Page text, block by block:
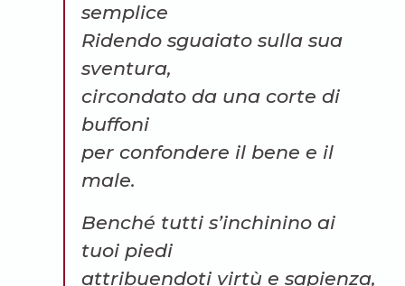
semplice
Ridendo sguaiato sulla sua
sventura,
circondato da una corte di
buffoni
per confondere il bene e il
male.
Benché tutti s’inchinino ai
tuoi piedi
attribuendoti virtù e sapienza,